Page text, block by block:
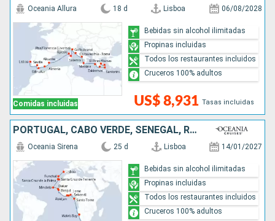
Comidas incluidas
Oceania Allura 18 d Lisboa 06/08/2028
US$ 8,931 Tasas incluidas
Bebidas sin alcohol ilimitadas
Propinas incluidas
Todos los restaurantes incluidos
Cruceros 100% adultos
PORTUGAL, CABO VERDE, SENEGAL, REINO UNIDO, COSTA DE MARFIL, GHANA, TOGO, SAO TOMÉ ET PRINCIPE, NAMIBIA, SUDAFRICA
Oceania Sirena 25 d Lisboa 14/01/2027
Bebidas sin alcohol ilimitadas
Propinas incluidas
Todos los restaurantes incluidos
Cruceros 100% adultos